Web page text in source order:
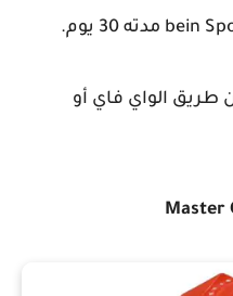
طريق الواي فاي أو
Master